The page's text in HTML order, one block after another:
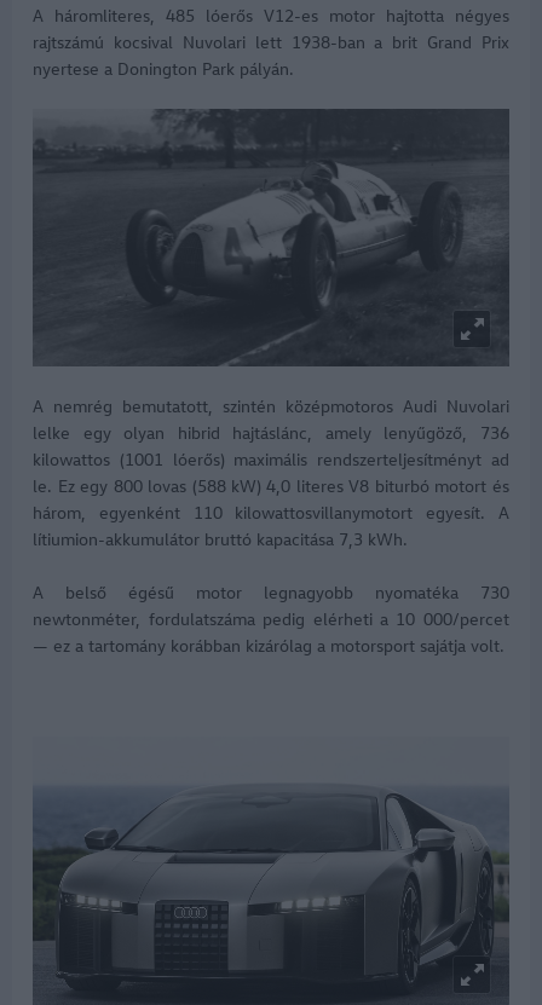
A háromliteres, 485 lóerős V12-es motor hajtotta négyes
rajtszámú kocsival Nuvolari lett 1938-ban a brit Grand Prix
nyertese a Donington Park pályán.
A nemrég bemutatott, szintén középmotoros Audi Nuvolari
lelke egy olyan hibrid hajtáslánc, amely lenyűgöző, 736
kilowattos (1001 lóerős) maximális rendszerteljesítményt ad
le. Ez egy 800 lovas (588 kW) 4,0 literes V8 biturbó motort és
három, egyenként 110 kilowattosvillanymotort egyesít. A
lítiumion-akkumulátor bruttó kapacitása 7,3 kWh.
A belső égésű motor legnagyobb nyomatéka 730
newtonméter, fordulatszáma pedig elérheti a 10 000/percet
— ez a tartomány korábban kizárólag a motorsport sajátja volt.